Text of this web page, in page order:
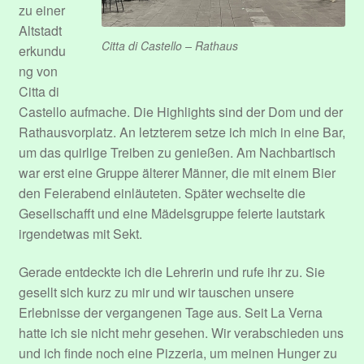
Citta di Castello – Rathaus
zu einer
Altstadt
erkundu
ng von
Citta di
Castello aufmache. Die Highlights sind der Dom und der
Rathausvorplatz. An letzterem setze ich mich in eine Bar,
um das quirlige Treiben zu genießen. Am Nachbartisch
war erst eine Gruppe älterer Männer, die mit einem Bier
den Feierabend einläuteten. Später wechselte die
Gesellschafft und eine Mädelsgruppe feierte lautstark
irgendetwas mit Sekt.
Gerade entdeckte ich die Lehrerin und rufe ihr zu. Sie
gesellt sich kurz zu mir und wir tauschen unsere
Erlebnisse der vergangenen Tage aus. Seit La Verna
hatte ich sie nicht mehr gesehen. Wir verabschieden uns
und ich finde noch eine Pizzeria, um meinen Hunger zu